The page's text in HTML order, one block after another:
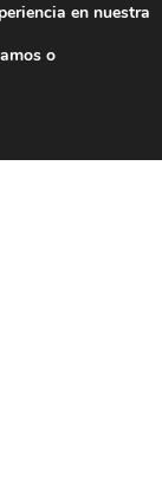
en nuestra
o